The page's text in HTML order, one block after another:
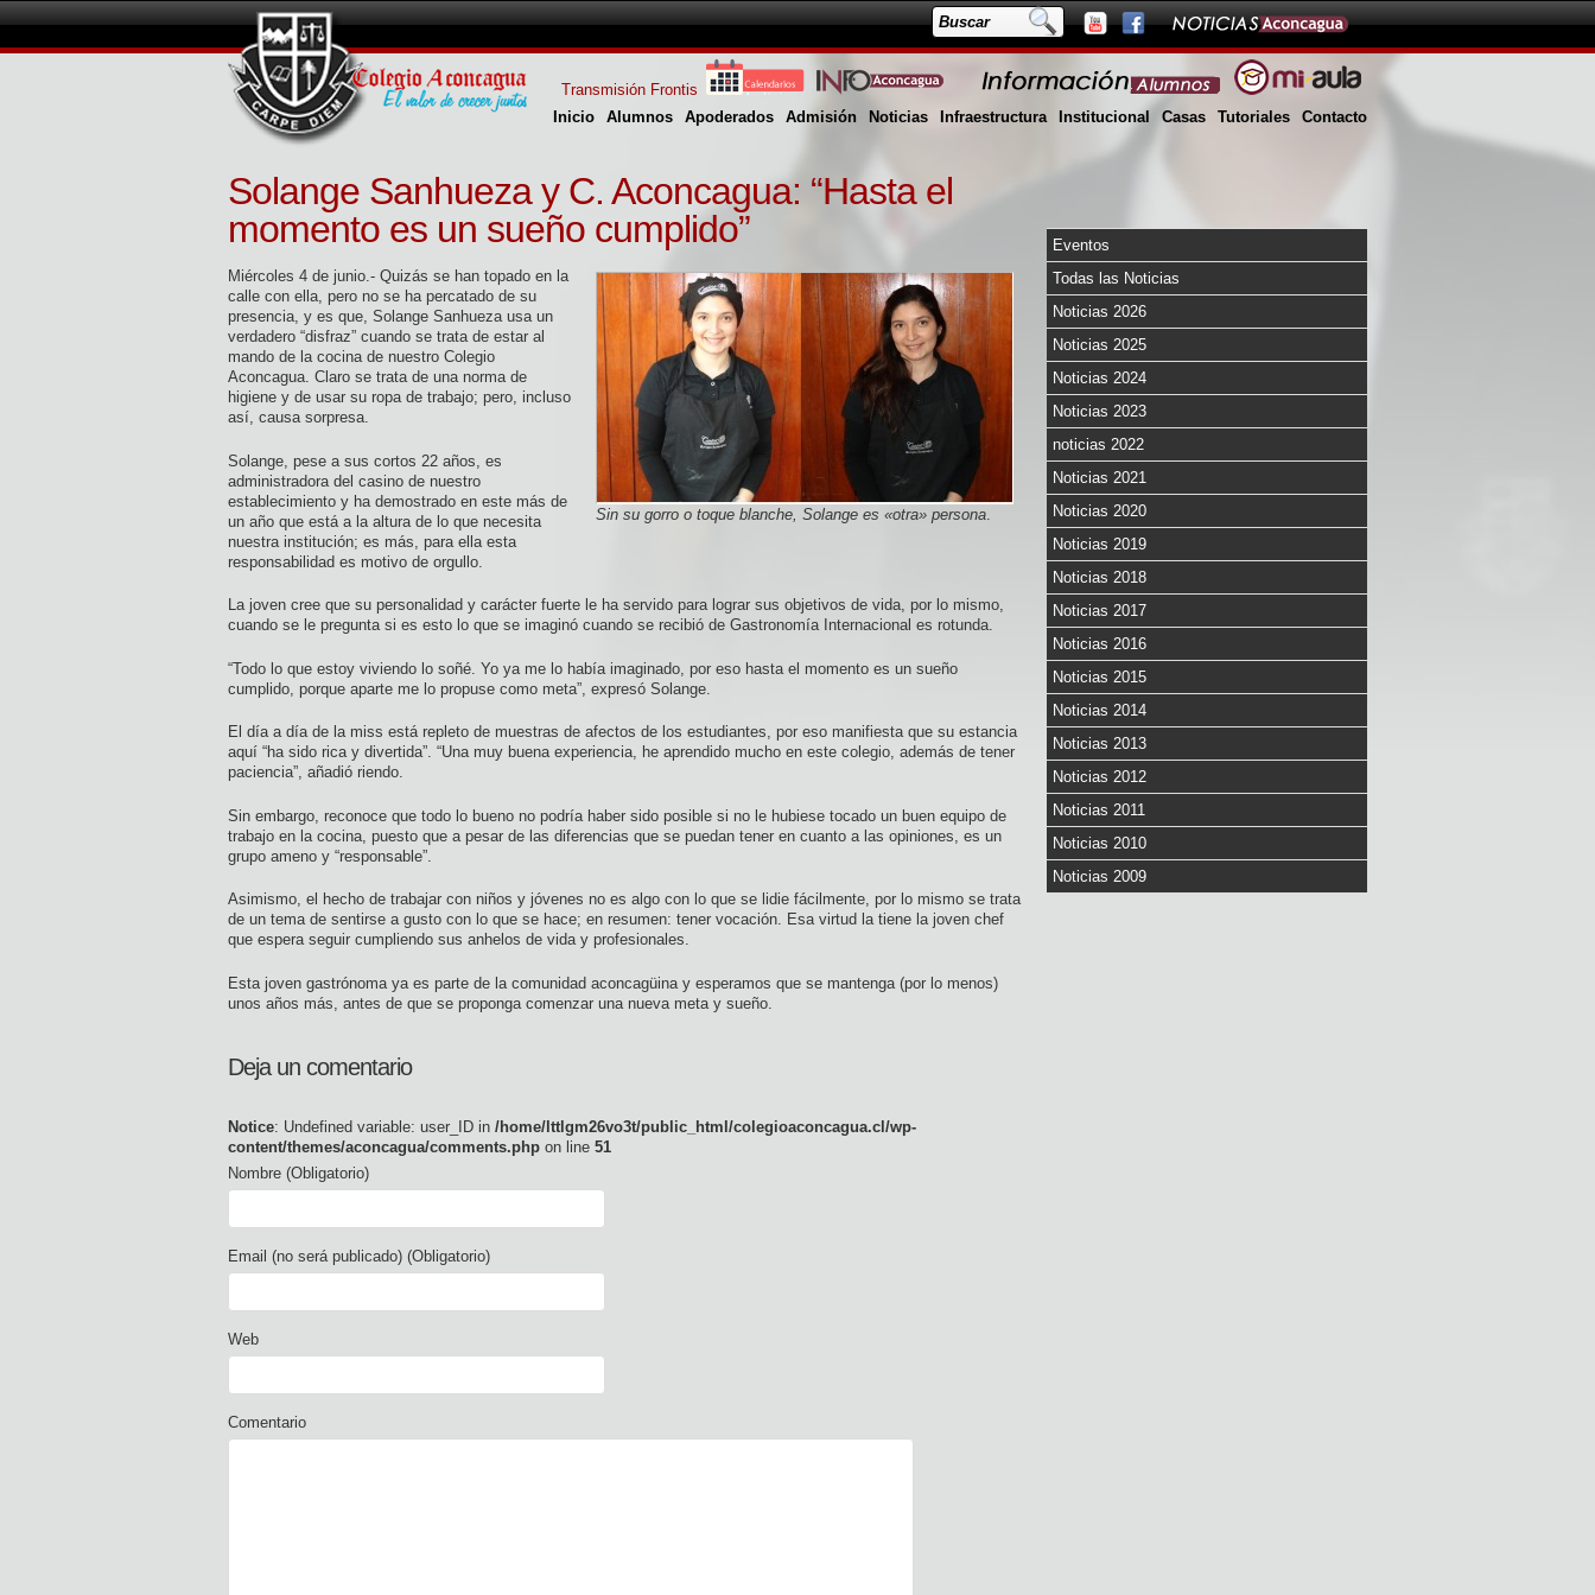
Inicio Alumnos Apoderados Admisión Noticias Infraestructura Institucional Casas Tutoriales Contacto
Transmisión Frontis
Solange Sanhueza y C. Aconcagua: “Hasta el
momento es un sueño cumplido”
Sin su gorro o toque blanche, Solange es «otra» persona.
Miércoles 4 de junio.- Quizás se han topado en la
calle con ella, pero no se ha percatado de su
presencia, y es que, Solange Sanhueza usa un
verdadero “disfraz” cuando se trata de estar al
mando de la cocina de nuestro Colegio
Aconcagua. Claro se trata de una norma de
higiene y de usar su ropa de trabajo; pero, incluso
así, causa sorpresa.
Solange, pese a sus cortos 22 años, es
administradora del casino de nuestro
establecimiento y ha demostrado en este más de
un año que está a la altura de lo que necesita
nuestra institución; es más, para ella esta
responsabilidad es motivo de orgullo.
La joven cree que su personalidad y carácter fuerte le ha servido para lograr sus objetivos de vida, por lo mismo,
cuando se le pregunta si es esto lo que se imaginó cuando se recibió de Gastronomía Internacional es rotunda.
“Todo lo que estoy viviendo lo soñé. Yo ya me lo había imaginado, por eso hasta el momento es un sueño
cumplido, porque aparte me lo propuse como meta”, expresó Solange.
El día a día de la miss está repleto de muestras de afectos de los estudiantes, por eso manifiesta que su estancia
aquí “ha sido rica y divertida”. “Una muy buena experiencia, he aprendido mucho en este colegio, además de tener
paciencia”, añadió riendo.
Sin embargo, reconoce que todo lo bueno no podría haber sido posible si no le hubiese tocado un buen equipo de
trabajo en la cocina, puesto que a pesar de las diferencias que se puedan tener en cuanto a las opiniones, es un
grupo ameno y “responsable”.
Asimismo, el hecho de trabajar con niños y jóvenes no es algo con lo que se lidie fácilmente, por lo mismo se trata
de un tema de sentirse a gusto con lo que se hace; en resumen: tener vocación. Esa virtud la tiene la joven chef
que espera seguir cumpliendo sus anhelos de vida y profesionales.
Esta joven gastrónoma ya es parte de la comunidad aconcagüina y esperamos que se mantenga (por lo menos)
unos años más, antes de que se proponga comenzar una nueva meta y sueño.
Deja un comentario
Notice: Undefined variable: user_ID in /home/lttlgm26vo3t/public_html/colegioaconcagua.cl/wp-
content/themes/aconcagua/comments.php on line 51
Nombre (Obligatorio)
Email (no será publicado) (Obligatorio)
Web
Comentario
Eventos
Todas las Noticias
Noticias 2026
Noticias 2025
Noticias 2024
Noticias 2023
noticias 2022
Noticias 2021
Noticias 2020
Noticias 2019
Noticias 2018
Noticias 2017
Noticias 2016
Noticias 2015
Noticias 2014
Noticias 2013
Noticias 2012
Noticias 2011
Noticias 2010
Noticias 2009